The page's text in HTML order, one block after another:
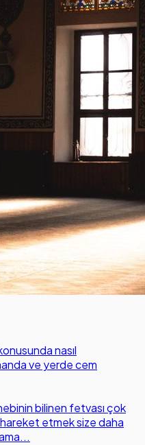
nasıl
ve yerde cem
bilinen fetvası çok
hareket etmek size daha